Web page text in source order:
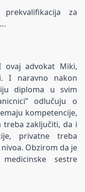
za
ovaj advokat Miki,
I naravno nakon
diploma u svim
odlučuju o
kompetencije,
treba zaključiti, da i
privatne treba
Obzirom da je
sestre